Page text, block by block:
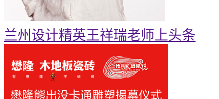
兰州设计精英王祥瑞老师上头条